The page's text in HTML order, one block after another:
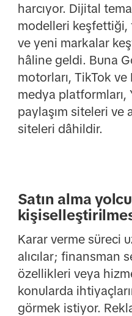
harcıyor. Dijital
modelleri keşfettiği,
ve yeni markalar
hâline geldi. Buna
motorları, TikTok
medya platformları,
paylaşım siteleri ve
siteleri dâhildir.
Satın alma
Karar verme süreci
alıcılar; finansman
özellikleri veya
konularda
görmek istiyor.